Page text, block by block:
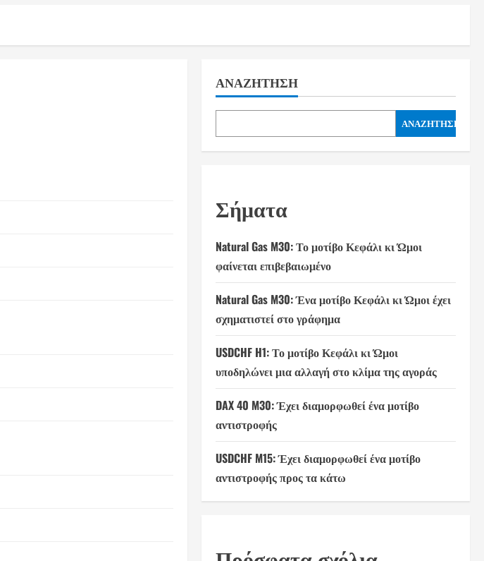
ΑΝΑΖΉΤΗΣΗ
ΑΝΑΖΉΤΗΣΗ
Σήματα
Natural Gas M30: Το μοτίβο Κεφάλι κι Ώμοι
φαίνεται επιβεβαιωμένο
Natural Gas M30: Ένα μοτίβο Κεφάλι κι Ώμοι έχει
σχηματιστεί στο γράφημα
USDCHF H1: Το μοτίβο Κεφάλι κι Ώμοι
υποδηλώνει μια αλλαγή στο κλίμα της αγοράς
DAX 40 M30: Έχει διαμορφωθεί ένα μοτίβο
αντιστροφής
USDCHF M15: Έχει διαμορφωθεί ένα μοτίβο
αντιστροφής προς τα κάτω